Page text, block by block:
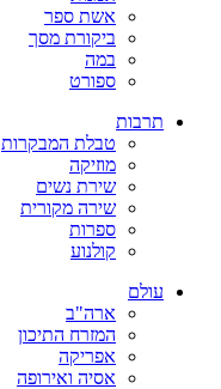
אשת ספר
ביקורת מסך
במה
ספורט
תרבות
טבלת המבקרות
מוזיקה
שירת נשים
שירה מקורית
ספרות
קולנוע
עולם
ארה"ב
המזרח התיכון
אפריקה
אסיה ואירופה